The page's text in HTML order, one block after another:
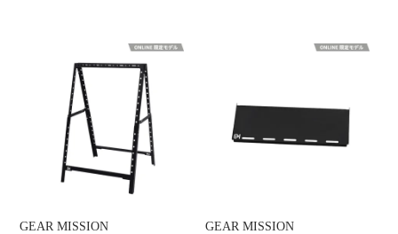
GEAR MISSION GEAR MISSION